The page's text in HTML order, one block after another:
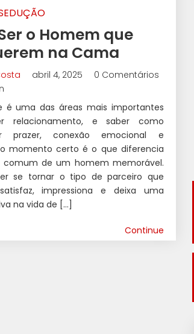
o Homem que
na Cama
abril 4, 2025
0 Comentários
é uma das áreas mais importantes
relacionamento, e saber como
prazer, conexão emocional e
momento certo é o que diferencia
de um homem memorável.
se tornar o tipo de parceiro que
impressiona e deixa uma
na vida de […]
Continue